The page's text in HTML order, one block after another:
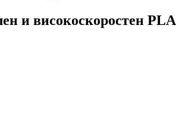
и високоскоростен PLA